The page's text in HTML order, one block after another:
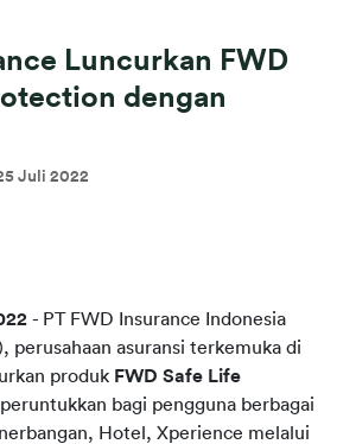
Luncurkan FWD
dengan
Juli 2022
- PT FWD Insurance Indonesia
perusahaan asuransi terkemuka di
produk FWD Safe Life
bagi pengguna berbagai
Hotel, Xperience melalui